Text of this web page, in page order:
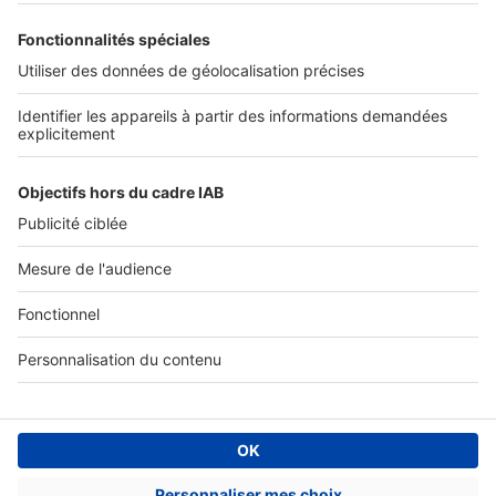
Tous nos services pro
Accès client
À DÉCOUVRIR
Annuaire des professionnels
Tout l'immobilier
Toutes les villes
Tous les départements
Toutes les régions
SeLoger © 1992 - 2023
Annonces Immobilières
Paramétrer mes cookies
Conditions Générales d'Utilisation